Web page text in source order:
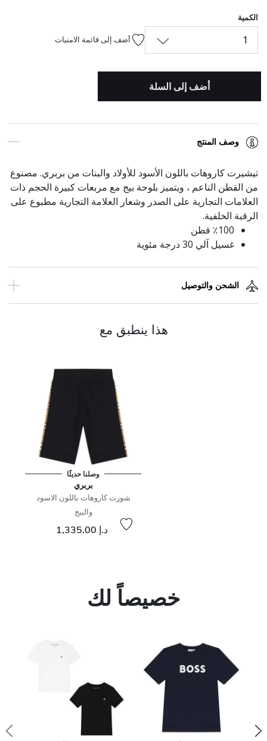
الكمية
1 أضف إلى قائمة الامنيات
أضف إلى السلة
وصف المنتج
تيشيرت كاروهات باللون الأسود للأولاد والبنات من بربري. مصنوع
من القطن الناعم ، ويتميز بلوحة بيج مع مربعات كبيرة الحجم ذات
العلامات التجارية على الصدر وشعار العلامة التجارية مطبوع على
الرقبة الخلفية.
٪100 قطن
غسيل آلي 30 درجة مئوية
الشحن والتوصيل
هذا ينطبق مع
وصلنا حديثًا
بربري
شورت كاروهات باللون الاسود
والبيج
د.إ 1,335.00
خصيصاً لك